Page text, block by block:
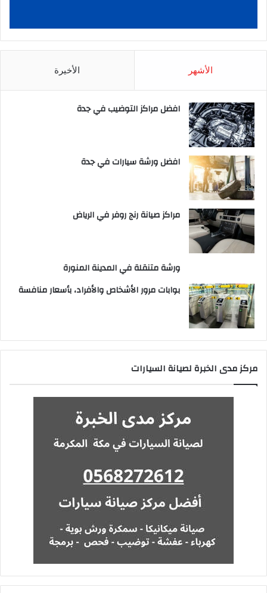
الأشهر الأخيرة
افضل مراكز التوضيب في جدة
افضل ورشة سيارات في جدة
مراكز صيانة رنج روفر في الرياض
ورشة متنقلة في المدينة المنورة
بوابات مرور الأشخاص والأفراد، بأسعار منافسة
مركز مدى الخبرة لصيانة السيارات